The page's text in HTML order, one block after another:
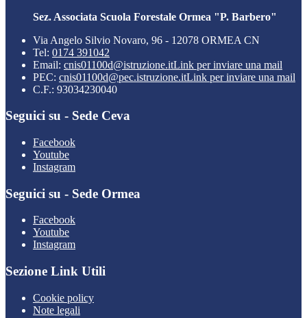
Sez. Associata Scuola Forestale Ormea "P. Barbero"
Via Angelo Silvio Novaro, 96 - 12078 ORMEA CN
Tel: 0174 391042
Email: cnis01100d@istruzione.itLink per inviare una mail
PEC: cnis01100d@pec.istruzione.itLink per inviare una mail
C.F.: 93034230040
Seguici su - Sede Ceva
Facebook
Youtube
Instagram
Seguici su - Sede Ormea
Facebook
Youtube
Instagram
Sezione Link Utili
Cookie policy
Note legali